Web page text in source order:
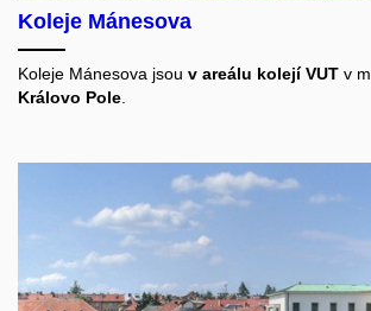
Koleje Mánesova
Koleje Mánesova jsou v areálu kolejí VUT v
Královo Pole